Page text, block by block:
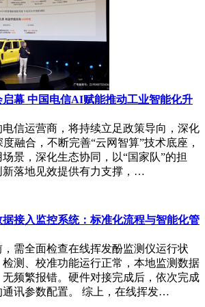
启幕 中国电信AI赋能推动工业智能化升
电信运营商，将持续立足政策导向，深化
融合，不断完善“云网智算”技术底座，
景，深化生态协同，以“国家队”的担
新落地见效提供有力支撑，…
接入监控系统：标准化流程与智能化管
需全面检查在线挥发酚监测仪运行状
测、校准功能运行正常，本地监测数据
频繁报错。硬件对接完成后，依次完成
通讯参数配置。 综上，在线挥发…